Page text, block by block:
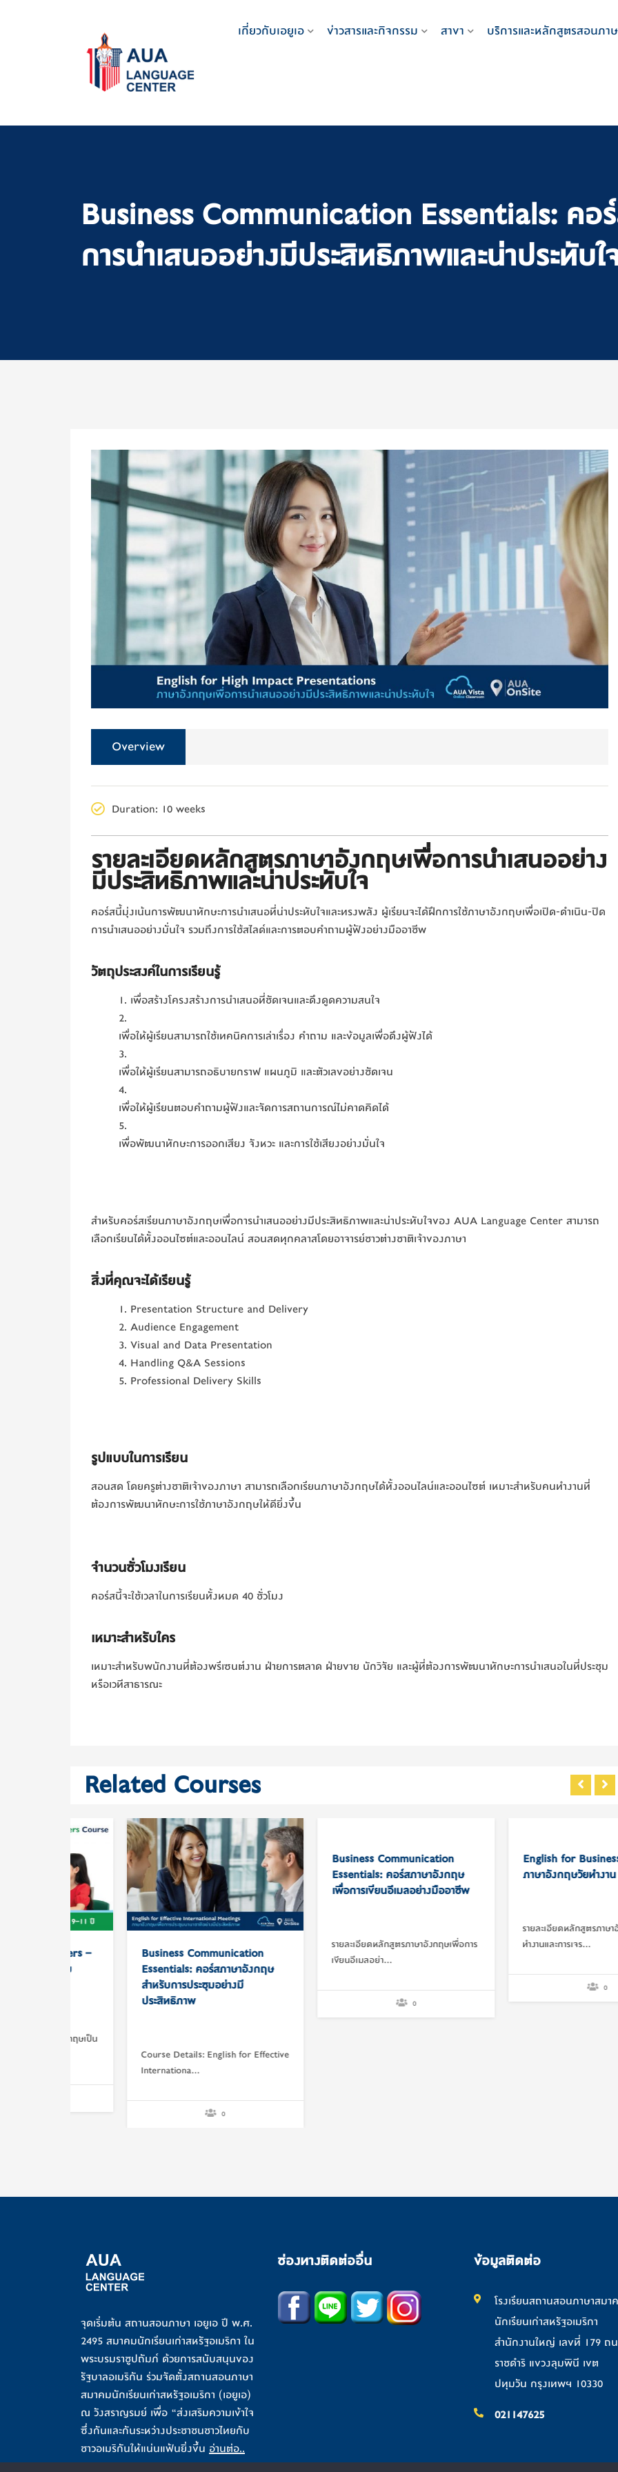
เกี่ยวกับเอยูเอ ข่าวสารและกิจกรรม สาขา บริการและหลักสูตรสอนภา
Business Communication Essentials: คอ
การนำเสนออย่างมีประสิทธิภาพและน่าประทับใ
Overview
Duration: 10 weeks
รายละเอียดหลักสูตรภาษาอังกฤษเพื่อการนำเสนออย่าง
มีประสิทธิภาพและน่าประทับใจ
คอร์สนี้มุ่งเน้นการพัฒนาทักษะการนำเสนอที่น่าประทับใจและทรงพลัง ผู้เรียนจะได้ฝึกการใช้ภาษาอังกฤษเพื่อเปิด-ดำเนิน-ปิด
การนำเสนออย่างมั่นใจ รวมถึงการใช้สไลด์และการตอบคำถามผู้ฟังอย่างมืออาชีพ
วัตถุประสงค์ในการเรียนรู้
เพื่อสร้างโครงสร้างการนำเสนอที่ชัดเจนและดึงดูดความสนใจ
เพื่อให้ผู้เรียนสามารถใช้เทคนิคการเล่าเรื่อง คำถาม และข้อมูลเพื่อดึงผู้ฟังได้
เพื่อให้ผู้เรียนสามารถอธิบายกราฟ แผนภูมิ และตัวเลขอย่างชัดเจน
เพื่อให้ผู้เรียนตอบคำถามผู้ฟังและจัดการสถานการณ์ไม่คาดคิดได้
เพื่อพัฒนาทักษะการออกเสียง จังหวะ และการใช้เสียงอย่างมั่นใจ
สำหรับคอร์สเรียนภาษาอังกฤษเพื่อการนำเสนออย่างมีประสิทธิภาพและน่าประทับใจของ AUA Language Center สามารถ
เลือกเรียนได้ทั้งออนไซต์และออนไลน์ สอนสดทุกคลาสโดยอาจารย์ชาวต่างชาติเจ้าของภาษา
สิ่งที่คุณจะได้เรียนรู้
Presentation Structure and Delivery
Audience Engagement
Visual and Data Presentation
Handling Q&A Sessions
Professional Delivery Skills
รูปแบบในการเรียน
สอนสด โดยครูต่างชาติเจ้าของภาษา สามารถเลือกเรียนภาษาอังกฤษได้ทั้งออนไลน์และออนไซต์ เหมาะสำหรับคนทำงานที่
ต้องการพัฒนาทักษะการใช้ภาษาอังกฤษให้ดียิ่งขึ้น
จำนวนชั่วโมงเรียน
คอร์สนี้จะใช้เวลาในการเรียนทั้งหมด 40 ชั่วโมง
เหมาะสำหรับใคร
เหมาะสำหรับพนักงานที่ต้องพรีเซนต์งาน ฝ่ายการตลาด ฝ่ายขาย นักวิจัย และผู้ที่ต้องการพัฒนาทักษะการนำเสนอในที่ประชุม
หรือเวทีสาธารณะ
Related Courses
Business Communication
Essentials: คอร์สภาษาอังกฤษ
สำหรับการประชุมอย่างมี
Course Details: English for Effective
Internationa…
Business Communication
Essentials: คอร์สภาษาอังกฤษ
เพื่อการเขียนอีเมลอย่างมืออาชีพ
รายละเอียดหลักสูตรภาษาอังกฤษเพื่อการ
เขียนอีเมลอย่า…
จุดเริ่มต้น สถานสอนภาษา เอยูเอ ปี พ.ศ.
2495 สมาคมนักเรียนเก่าสหรัฐอเมริกา ใน
พระบรมราชูปถัมภ์ ด้วยการสนับสนุนของ
รัฐบาลอเมริกัน ร่วมจัดตั้งสถานสอนภาษา
สมาคมนักเรียนเก่าสหรัฐอเมริกา (เอยูเอ)
ณ วังสราญรมย์ เพื่อ “ส่งเสริมความเข้าใจ
ซึ่งกันและกันระหว่างประชาชนชาวไทยกับ
ชาวอเมริกันให้แน่นแฟ้นยิ่งขึ้น อ่านต่อ..
ช่องทางติดต่ออื่น ข้อมูลติดต่อ
โรงเรียนสถานสอนภาษาสมา
นักเรียนเก่าสหรัฐอเมริกา
สำนักงานใหญ่ เลขที่ 179 ถ
ราชดำริ แขวงลุมพินี เขต
ปทุมวัน กรุงเทพฯ 10330
021147625